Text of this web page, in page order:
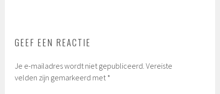
GEEF EEN REACTIE
Je e-mailadres wordt niet gepubliceerd. Vereiste
velden zijn gemarkeerd met *